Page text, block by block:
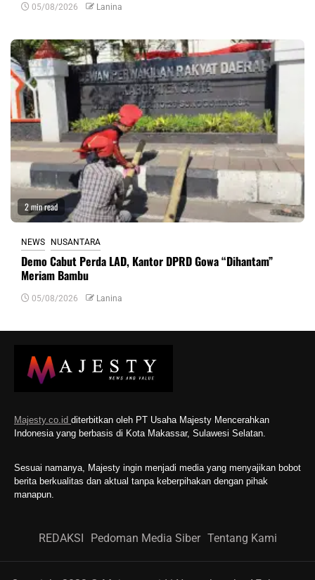
05/08/2026 Lanina
2 min read
NEWS NUSANTARA
Demo Cabut Perda LAD, Kantor DPRD Gowa “Dihantam”
Meriam Bambu
05/08/2026 Lanina
Majesty.co.id diterbitkan oleh PT Usaha Majesty Mencerahkan
Indonesia yang berbasis di Kota Makassar, Sulawesi Selatan.
Sesuai namanya, Majesty ingin menjadi media yang menyajikan bobot
berita berkualitas dan aktual tanpa keberpihakan dengan pihak
manapun.
REDAKSI Pedoman Media Siber Tentang Kami